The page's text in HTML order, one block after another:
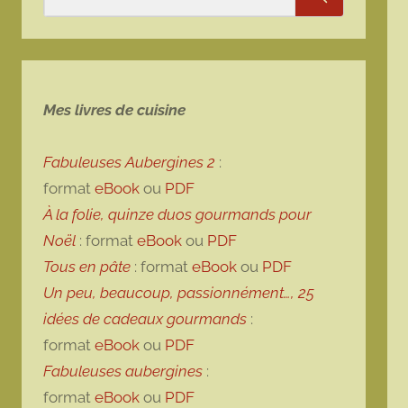
Rechercher
Mes livres de cuisine
Fabuleuses Aubergines 2 :
format eBook ou PDF
À la folie, quinze duos gourmands pour
Noël : format eBook ou PDF
Tous en pâte : format eBook ou PDF
Un peu, beaucoup, passionnément…, 25
idées de cadeaux gourmands :
format eBook ou PDF
Fabuleuses aubergines :
format eBook ou PDF